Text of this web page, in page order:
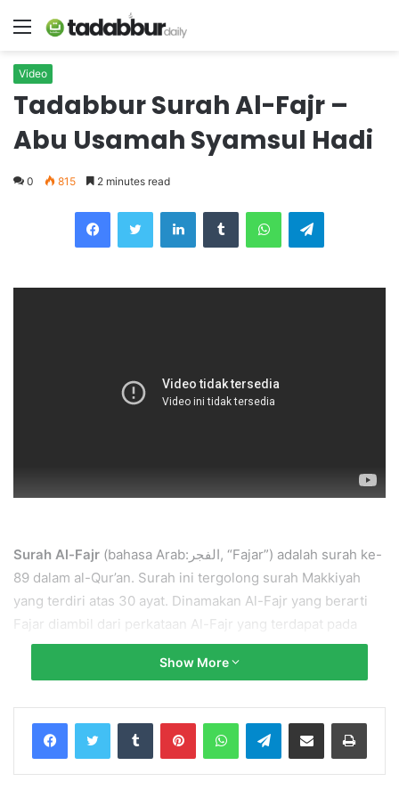
Menu
Video
Tadabbur Surah Al-Fajr –
Abu Usamah Syamsul Hadi
0 815 2 minutes read
LinkedInTumblr WhatsAppTelegram
Surah Al-Fajr (bahasa Arab:الفجر, “Fajar”) adalah surah ke-
89 dalam al-Qur’an. Surah ini tergolong surah Makkiyah
yang terdiri atas 30 ayat. Dinamakan Al-Fajr yang berarti
Fajar diambil dari perkataan Al-Fajr yang terdapat pada
ayat pertama surah ini.
Demi sepuluh malam yang pertama.
Show More
Tumblr PinterestWhatsAppTelegramShare via Email Print